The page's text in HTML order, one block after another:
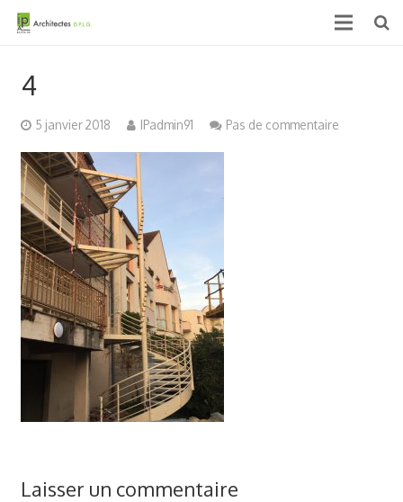
Actualités & médias
Contact
4
5 janvier 2018 IPadmin91 Pas de commentaire
Laisser un commentaire